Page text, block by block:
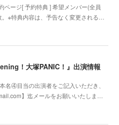
ージ[ 予約特典 ] 希望メンバー(全員
※特典内容は、予告なく変更される…
！大塚PANIC！』出演情報
④目当の出演者をご記入いただき、
】迄メールをお願いいたしま…